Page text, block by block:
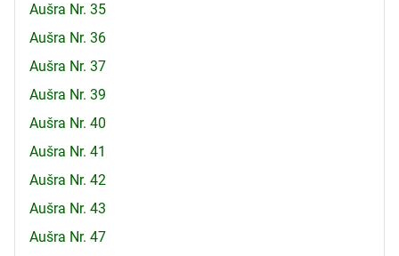
Aušra Nr. 35
Aušra Nr. 36
Aušra Nr. 37
Aušra Nr. 39
Aušra Nr. 40
Aušra Nr. 41
Aušra Nr. 42
Aušra Nr. 43
Aušra Nr. 47